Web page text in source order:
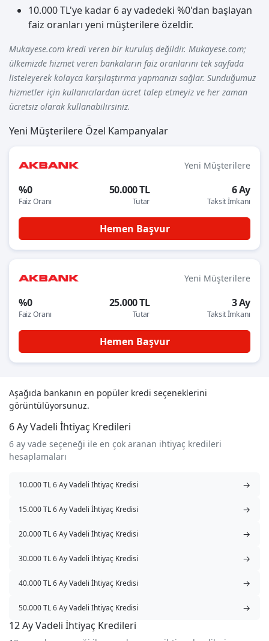
10.000 TL'ye kadar 6 ay vadedeki %0'dan başlayan
faiz oranları yeni müşterilere özeldir.
Mukayese.com kredi veren bir kuruluş değildir. Mukayese.com;
ülkemizde hizmet veren bankaların faiz oranlarını tek sayfada
listeleyerek kolayca karşılaştırma yapmanızı sağlar. Sunduğumuz
hizmetler için kullanıcılardan ücret talep etmeyiz ve her zaman
ücretsiz olarak kullanabilirsiniz.
Yeni Müşterilere Özel Kampanyalar
Yeni Müşterilere
%0
Faiz Oranı
50.000 TL
Tutar
6 Ay
Taksit İmkanı
Hemen Başvur
Yeni Müşterilere
%0
Faiz Oranı
25.000 TL
Tutar
3 Ay
Taksit İmkanı
Hemen Başvur
Aşağıda bankanın en popüler kredi seçeneklerini
görüntülüyorsunuz.
6 Ay Vadeli İhtiyaç Kredileri
6 ay vade seçeneği ile en çok aranan ihtiyaç kredileri
hesaplamaları
10.000 TL 6 Ay Vadeli İhtiyaç Kredisi →
15.000 TL 6 Ay Vadeli İhtiyaç Kredisi →
20.000 TL 6 Ay Vadeli İhtiyaç Kredisi →
30.000 TL 6 Ay Vadeli İhtiyaç Kredisi →
40.000 TL 6 Ay Vadeli İhtiyaç Kredisi →
50.000 TL 6 Ay Vadeli İhtiyaç Kredisi →
12 Ay Vadeli İhtiyaç Kredileri